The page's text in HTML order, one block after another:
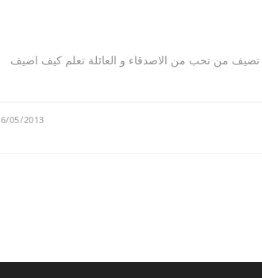
من تحب من الاصدقاء و العائلة تعلم كيف اضيف
05/2013